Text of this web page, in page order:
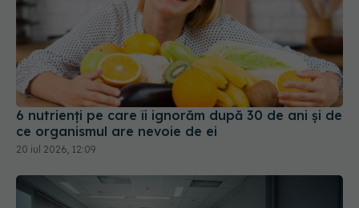
6 nutrienți pe care îi ignorăm după 30 de ani și de
ce organismul are nevoie de ei
20 iul 2026, 12:09